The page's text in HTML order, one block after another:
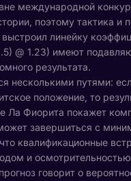
международной
поэтому тактика и
линейку
@ 1.23) имеют
результата.
несколькими путями:
положение, то
Ла Фиорита покажет
завершиться с
квалификационные
и
говорит о